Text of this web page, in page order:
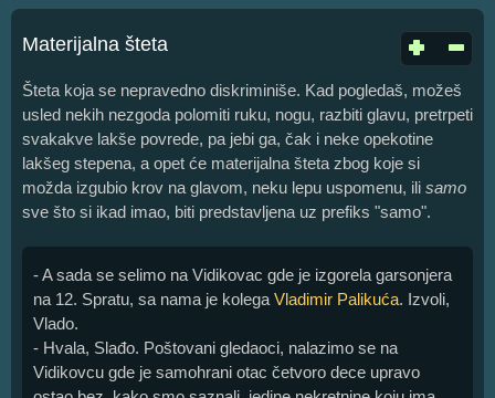
Materijalna šteta
Šteta koja se nepravedno diskriminiše. Kad pogledaš, možeš
usled nekih nezgoda polomiti ruku, nogu, razbiti glavu, pretrpeti
svakakve lakše povrede, pa jebi ga, čak i neke opekotine
lakšeg stepena, a opet će materijalna šteta zbog koje si
možda izgubio krov na glavom, neku lepu uspomenu, ili samo
sve što si ikad imao, biti predstavljena uz prefiks "samo".
- A sada se selimo na Vidikovac gde je izgorela garsonjera
na 12. Spratu, sa nama je kolega Vladimir Palikuća. Izvoli,
Vlado.
- Hvala, Slađo. Poštovani gledaoci, nalazimo se na
Vidikovcu gde je samohrani otac četvoro dece upravo